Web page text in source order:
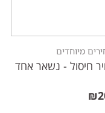
מיוחדים
חיסול - נשאר אחד
₪